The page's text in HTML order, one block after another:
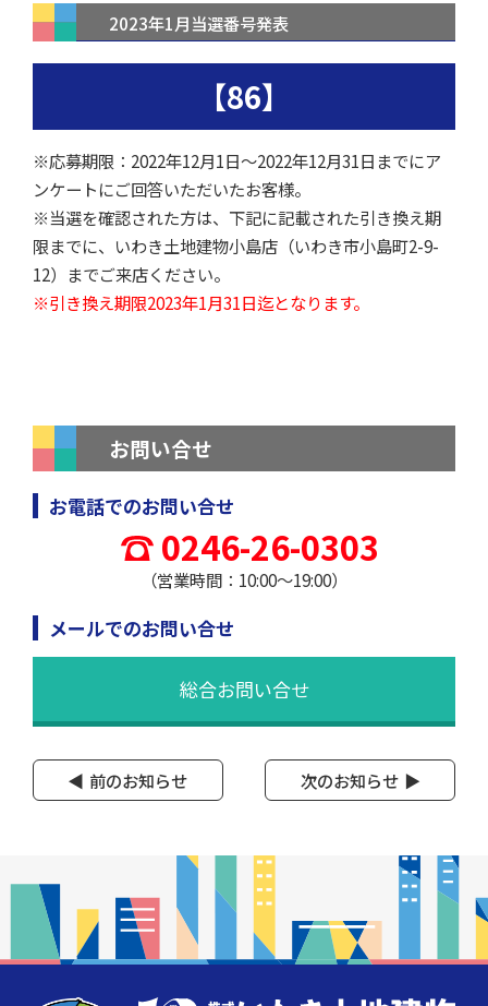
2023年1月当選番号発表
【86】
※応募期限：2022年12月1日～2022年12月31日までにア
ンケートにご回答いただいたお客様。
※当選を確認された方は、下記に記載された引き換え期
限までに、いわき土地建物小島店（いわき市小島町2-9-
12）までご来店ください。
※引き換え期限2023年1月31日迄となります。
お問い合せ
お電話でのお問い合せ
0246-26-0303
（営業時間：10:00～19:00）
メールでのお問い合せ
総合お問い合せ
前のお知らせ 次のお知らせ